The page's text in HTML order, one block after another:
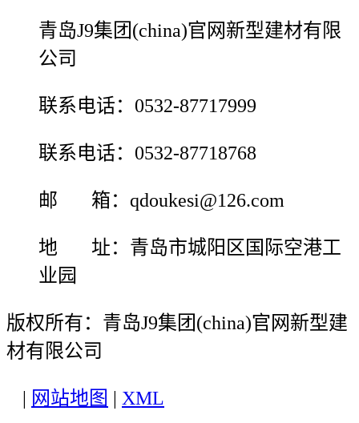
青岛J9集团(china)官网新型建材有限
公司
联系电话：0532-87717999
联系电话：0532-87718768
邮 箱：qdoukesi@126.com
地 址：青岛市城阳区国际空港工
业园
版权所有：青岛J9集团(china)官网新型建
材有限公司
网站地图 XML